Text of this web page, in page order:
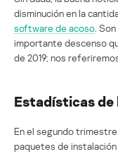
disminución en la
software de acoso .
importante descenso
de 2019; nos
Estadísticas de
En el segundo
paquetes de